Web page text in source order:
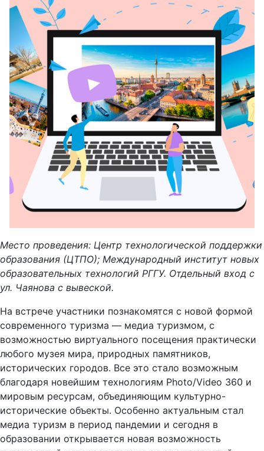
Место проведения: Центр технологической поддержки
образования (ЦТПО); Международный институт новых
образовательных технологий РГГУ. Отдельный вход с
ул. Чаянова с вывеской.
На встрече участники познакомятся с новой формой
современного туризма — медиа туризмом, с
возможностью виртуального посещения практически
любого музея мира, природных памятников,
исторических городов. Все это стало возможным
благодаря новейшим технологиям Photo/Video 360 и
мировым ресурсам, объединяющим культурно-
исторические объекты. Особенно актуальным стал
медиа туризм в период пандемии и сегодня в
образовании открывается новая возможность